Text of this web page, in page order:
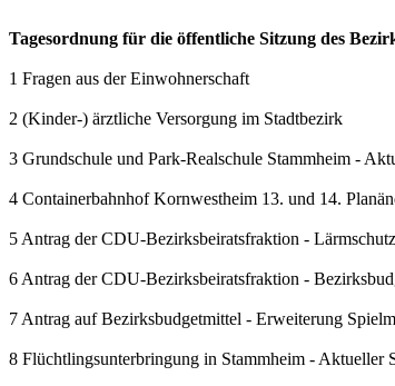
Tagesordnung für die öffentliche Sitzung des
1 Fragen aus der Einwohnerschaft
2 (Kinder-) ärztliche Versorgung im Stadtbezirk
3 Grundschule und Park-Realschule Stammheim -
4 Containerbahnhof Kornwestheim 13. und 14.
5 Antrag der CDU-Bezirksbeiratsfraktion -
6 Antrag der CDU-Bezirksbeiratsfraktion -
7 Antrag auf Bezirksbudgetmittel - Erweiterung
8 Flüchtlingsunterbringung in Stammheim - Aktueller